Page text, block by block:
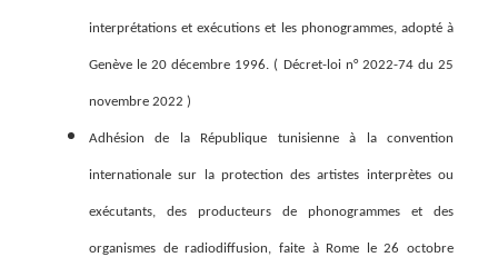
interprétations et exécutions et les phonogrammes, adopté à
Genève le 20 décembre 1996. ( Décret-loi n° 2022-74 du 25
novembre 2022 )
Adhésion de la République tunisienne à la convention
internationale sur la protection des artistes interprètes ou
exécutants, des producteurs de phonogrammes et des
organismes de radiodiffusion, faite à Rome le 26 octobre